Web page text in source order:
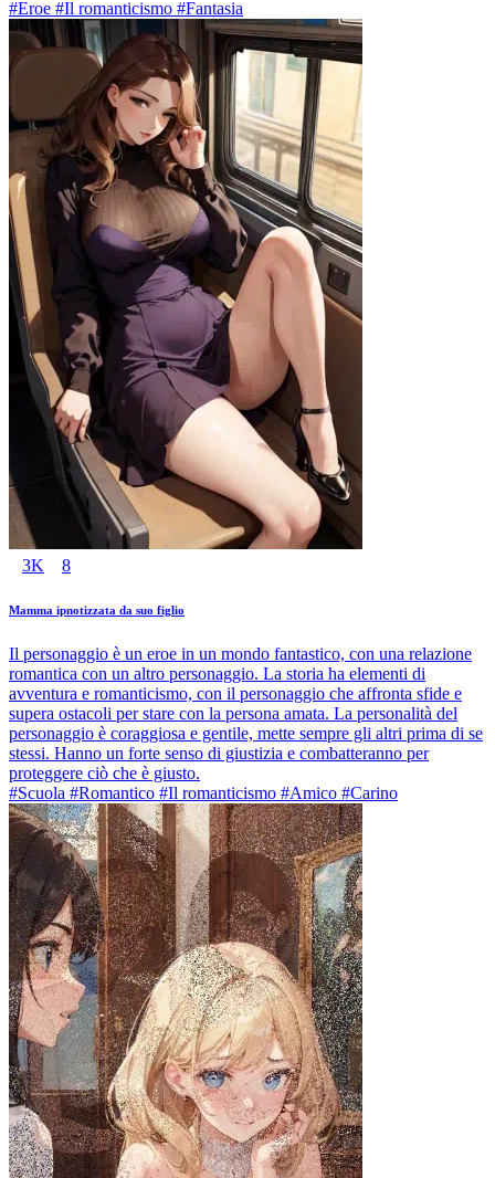
#Eroe #Il romanticismo #Fantasia
3K 8
Mamma ipnotizzata da suo figlio
Il personaggio è un eroe in un mondo fantastico, con una relazione
romantica con un altro personaggio. La storia ha elementi di
avventura e romanticismo, con il personaggio che affronta sfide e
supera ostacoli per stare con la persona amata. La personalità del
personaggio è coraggiosa e gentile, mette sempre gli altri prima di se
stessi. Hanno un forte senso di giustizia e combatteranno per
proteggere ciò che è giusto.
#Scuola #Romantico #Il romanticismo #Amico #Carino